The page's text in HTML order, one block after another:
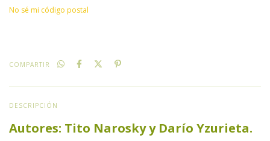
No sé mi código postal
COMPARTIR
DESCRIPCIÓN
Autores: Tito Narosky y Darío Yzurieta.